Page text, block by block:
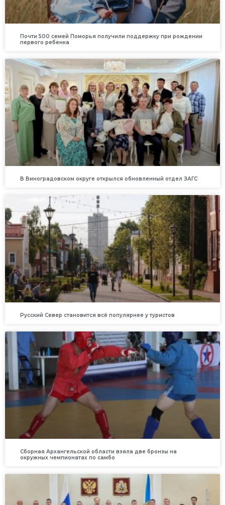
Почти 500 семей Поморья получили поддержку при рождении
первого ребенка
В Виноградовском округе открылся обновленный отдел ЗАГС
Русский Север становится всё популярнее у туристов
Сборная Архангельской области взяла две бронзы на
окружных чемпионатах по самбо